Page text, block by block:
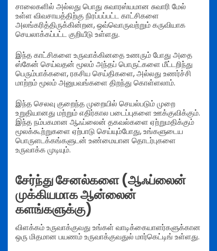
சாலைகளில் அல்லது பொது சுவாரஸ்யமான சுவாரி மேல்
உள்ள விவசாயத்திற்கு நிரப்பப்பட்ட காட்சிகளை
அலங்கரித்திருக்கின்றன, ஒவ்வொருவற்றும் கருவியாக
செயலாக்கப்பட்ட குறியீடு உள்ளது.
இந்த காட்சிகளை உருவாக்கினதை உணரும் போது அதை
ஸ்கேன் செய்வதன் மூலம் அந்தப் பொருட்களை மீட்டறிந்து
பெரும்பாக்களை, ரகசிய செய்திகளை, அல்லது உணர்ச்சி
மாற்றம் மூலம் அனுபவங்களை திறந்து கொள்ளலாம்.
இந்த செலவு குறைந்த முறையில் செயல்படும் முறை
உறுதியானது மற்றும் எதிர்கால படைப்புகளை ஊக்குவிக்கும்.
இந்த நம்பகமான ஆஃப்லைன் தகவல்களை ஏற்றுமதிக்கும்
மூலக்கூற்றுகளை ஏற்பாடு செய்யும்போது, உங்களுடைய
பொருளடக்கங்களுடன் உண்மையான தொடர்புகளை
உருவாக்க முடியும்.
சேர்ந்து சேனல்களை (ஆஃப்லைன்
முக்கியமாக ஆன்லைன்
களங்களுக்கு)
விளக்கம் உருவாக்குவது உங்கள் வாடிக்கையாளர்களுக்கான
ஒரு மிதமான பயணம் உருவாக்குவதுல் மார்கெட்டிங் உள்ளது.